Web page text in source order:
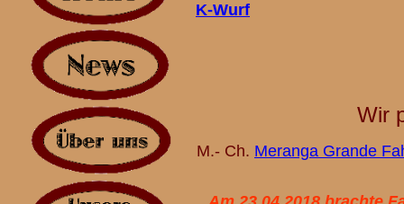
Wir
M.- Ch. Meranga Grande
K-Wurf